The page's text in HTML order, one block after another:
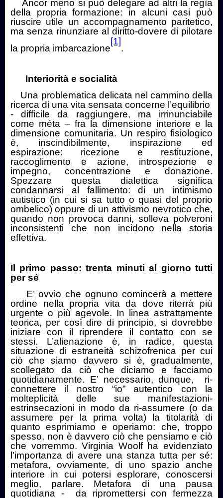
Ancor meno si può delegare ad altri la regìa
della propria formazione: in alcuni casi può
riuscire utile un accompagnamento paritetico,
ma senza rinunziare al diritto-dovere di pilotare
la propria imbarcazione
[1]
.
Interiorità e socialità
Una problematica delicata nel cammino della
ricerca di una vita sensata concerne l’equilibrio
- difficile da raggiungere, ma irrinunciabile
come méta – fra la dimensione interiore e la
dimensione comunitaria. Un respiro fisiologico
è, inscindibilmente, inspirazione ed
espirazione: ricezione e restituzione,
raccoglimento e azione, introspezione e
impegno, concentrazione e donazione.
Spezzare questa dialettica significa
condannarsi al fallimento: di un intimismo
autistico (in cui si sa tutto o quasi del proprio
ombelico) oppure di un attivismo nevrotico che,
quando non provoca danni, solleva polveroni
inconsistenti che non incidono nella storia
effettiva.
Il primo passo: trenta minuti al giorno tutti
per sé
E’ ovvio che ognuno comincerà a mettere
ordine nella propria vita da dove riterrà più
urgente o più agevole. In linea astrattamente
teorica, per così dire di principio, si dovrebbe
iniziare con il riprendere il contatto con se
stessi. L’alienazione è, in radice, questa
situazione di estraneità schizofrenica per cui
ciò che siamo davvero si è, gradualmente,
scollegato da ciò che diciamo e facciamo
quotidianamente. E’ necessario, dunque,
ri-
connettere il nostro “io” autentico con la
molteplicità delle sue manifestazioni-
estrinsecazioni in modo da ri-assumere (o da
assumere per la prima volta) la titolarità di
quanto esprimiamo e operiamo: che, troppo
spesso, non è davvero ciò che pensiamo e ciò
che vorremmo. Virginia Woolf ha evidenziato
l’importanza di avere una stanza tutta per sé:
metafora, ovviamente, di uno spazio anche
interiore in cui potersi esplorare, conoscersi
meglio, parlare. Metafora di una pausa
quotidiana -
da ripromettersi con fermezza